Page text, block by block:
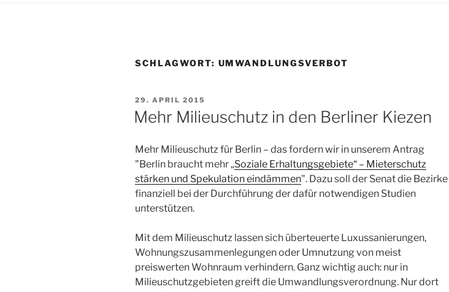
SCHLAGWORT: UMWANDLUNGSVERBOT
VERÖFFENTLICHT
AM
29. APRIL 2015
Mehr Milieuschutz in den Berliner Kiezen
Mehr Milieuschutz für Berlin – das fordern wir in unserem Antrag
"Berlin braucht mehr „Soziale Erhaltungsgebiete“ – Mieterschutz
stärken und Spekulation eindämmen". Dazu soll der Senat die Bezirke
finanziell bei der Durchführung der dafür notwendigen Studien
unterstützen.
Mit dem Milieuschutz lassen sich überteuerte Luxussanierungen,
Wohnungszusammenlegungen oder Umnutzung von meist
preiswerten Wohnraum verhindern. Ganz wichtig auch: nur in
Milieuschutzgebieten greift die Umwandlungsverordnung. Nur dort